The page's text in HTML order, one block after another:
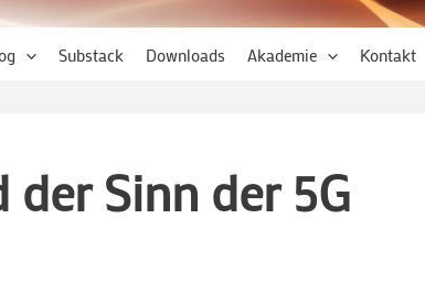
Substack Downloads Akademie Kontakt
Sinn der 5G